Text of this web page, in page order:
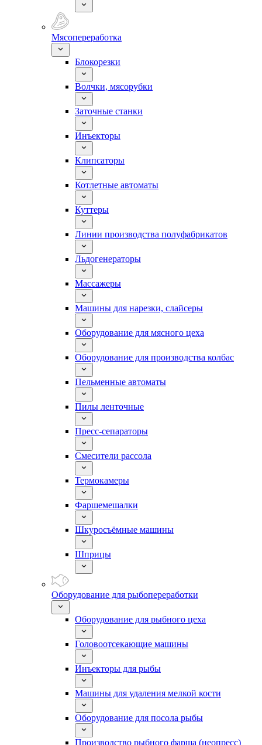
Мясопереработка
Блокорезки
Волчки, мясорубки
Заточные станки
Инъекторы
Клипсаторы
Котлетные автоматы
Куттеры
Линии производства полуфабрикатов
Льдогенераторы
Массажеры
Машины для нарезки, слайсеры
Оборудование для мясного цеха
Оборудование для производства колбас
Пельменные автоматы
Пилы ленточные
Пресс-сепараторы
Смесители рассола
Термокамеры
Фаршемешалки
Шкуросъёмные машины
Шприцы
Оборудование для рыбопереработки
Оборудование для рыбного цеха
Головоотсекающие машины
Инъекторы для рыбы
Машины для удаления мелкой кости
Оборудование для посола рыбы
Производство рыбного фарша (неопресс)